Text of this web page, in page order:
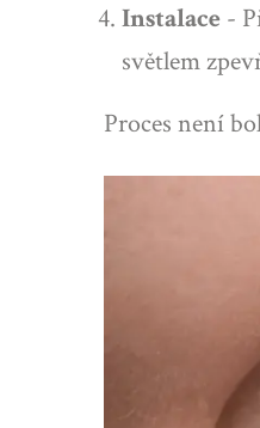
Instalace -
světlem
Proces není